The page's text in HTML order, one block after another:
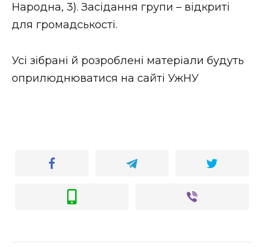
ВІДЕО
Народна, 3). Засідання групи – відкриті
для громадськості.
Усі зібрані й розроблені матеріали будуть
оприлюднюватися на сайті УжНУ